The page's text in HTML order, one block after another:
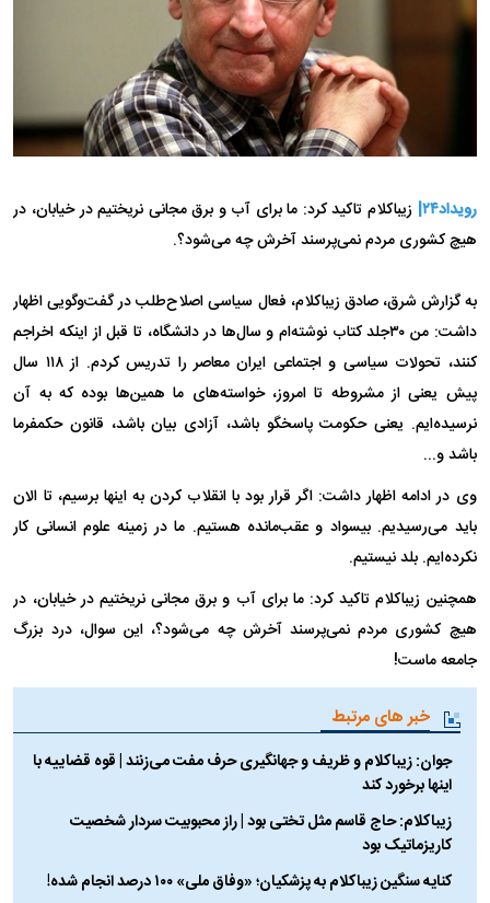
رویداد۲۴|
زیباکلام تاکید کرد: ما برای آب و برق مجانی نریختیم در خیابان، در
هیچ کشوری مردم نمی‌پرسند آخرش چه می‌شود؟.
به گزارش شرق، صادق زیباکلام، فعال سیاسی اصلاح‌طلب در گفت‌و‌گویی اظهار
داشت: من ۳۰جلد کتاب نوشته‌ام و سال‌ها در دانشگاه، تا قبل از اینکه اخراجم
کنند، تحولات سیاسی و اجتماعی ایران معاصر را تدریس کردم. از ۱۱۸ سال
پیش یعنی از مشروطه تا امروز، خواسته‌های ما همین‌ها بوده که به آن
نرسیده‌ایم. یعنی حکومت پاسخگو باشد، آزادی بیان باشد، قانون حکمفرما
باشد و...
وی در ادامه اظهار داشت: اگر قرار بود با انقلاب کردن به اینها برسیم، تا الان
باید می‌رسیدیم. بیسواد و عقب‌مانده هستیم. ما در زمینه علوم انسانی کار
نکرده‌ایم. بلد نیستیم.
همچنین زیباکلام تاکید کرد: ما برای آب و برق مجانی نریختیم در خیابان، در
هیچ کشوری مردم نمی‌پرسند آخرش چه می‌شود؟، این سوال، درد بزرگ
جامعه ماست!
خبر های مرتبط
جوان: زیباکلام و ظریف و جهانگیری حرف مفت می‌زنند | قوه قضاییه با
اینها برخورد کند
زیباکلام: حاج قاسم مثل تختی بود | راز محبوبیت سردار شخصیت
کاریزماتیک بود
کنایه سنگین زیباکلام به پزشکیان؛ «وفاق ملی» ۱۰۰ درصد انجام شده!